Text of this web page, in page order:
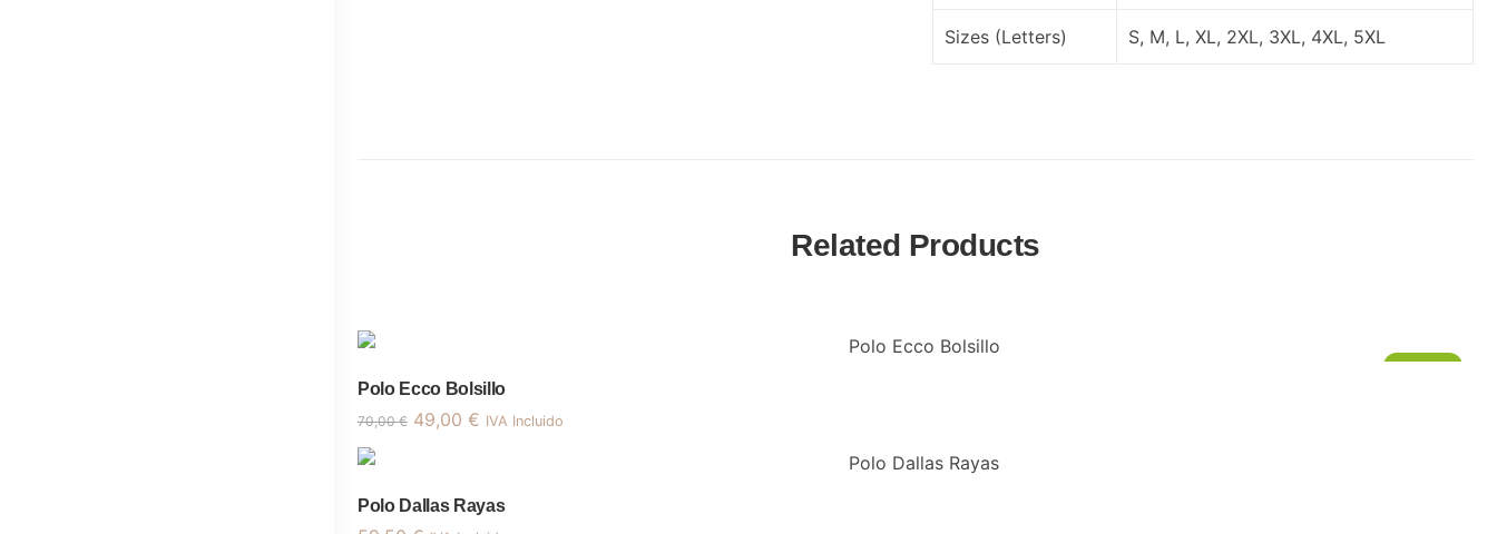
Sizes (Letters) S, M, L, XL, 2XL, 3XL, 4XL, 5XL
Related Products
¡Oferta!
Polo Ecco Bolsillo
70,00€ El
70,00 €.
49,00 €El
49,00 €.
IVA Incluido
Polo Dallas Rayas